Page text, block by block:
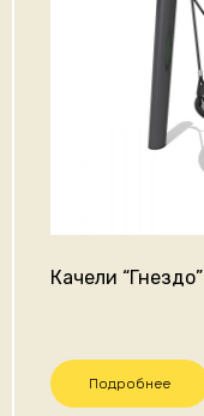
Качели “Гнездо”
Подробнее